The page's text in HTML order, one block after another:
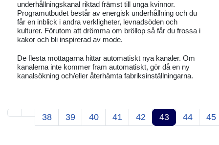
underhållningskanal riktad främst till unga kvinnor.
Programutbudet består av energisk underhållning och du
får en inblick i andra verkligheter, levnadsöden och
kulturer. Förutom att drömma om bröllop så får du frossa i
kakor och bli inspirerad av mode.
De flesta mottagarna hittar automatiskt nya kanaler. Om
kanalerna inte kommer fram automatiskt, gör då en ny
kanalsökning och/eller återhämta fabriksinställningarna.
38 39 40 41 42 43 44 45